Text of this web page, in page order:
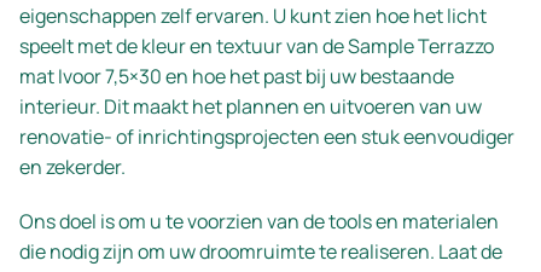
eigenschappen zelf ervaren. U kunt zien hoe het licht
speelt met de kleur en textuur van de Sample Terrazzo
mat Ivoor 7,5×30 en hoe het past bij uw bestaande
interieur. Dit maakt het plannen en uitvoeren van uw
renovatie- of inrichtingsprojecten een stuk eenvoudiger
en zekerder.
Ons doel is om u te voorzien van de tools en materialen
die nodig zijn om uw droomruimte te realiseren. Laat de